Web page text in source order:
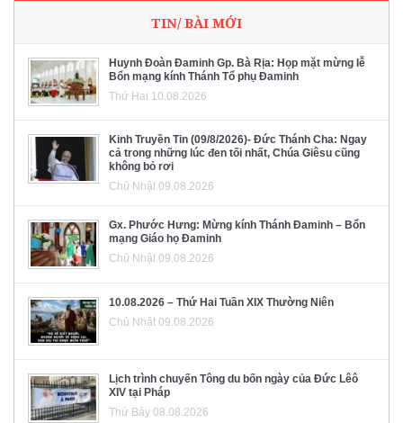
TIN/ BÀI MỚI
Huynh Đoàn Đaminh Gp. Bà Rịa: Họp mặt mừng lễ
Bổn mạng kính Thánh Tổ phụ Đaminh
Thứ Hai 10.08.2026
Kinh Truyền Tin (09/8/2026)- Đức Thánh Cha: Ngay
cả trong những lúc đen tối nhất, Chúa Giêsu cũng
không bỏ rơi
Chủ Nhật 09.08.2026
Gx. Phước Hưng: Mừng kính Thánh Đaminh – Bổn
mạng Giáo họ Đaminh
Chủ Nhật 09.08.2026
10.08.2026 – Thứ Hai Tuần XIX Thường Niên
Chủ Nhật 09.08.2026
Lịch trình chuyến Tông du bốn ngày của Đức Lêô
XIV tại Pháp
Thứ Bảy 08.08.2026